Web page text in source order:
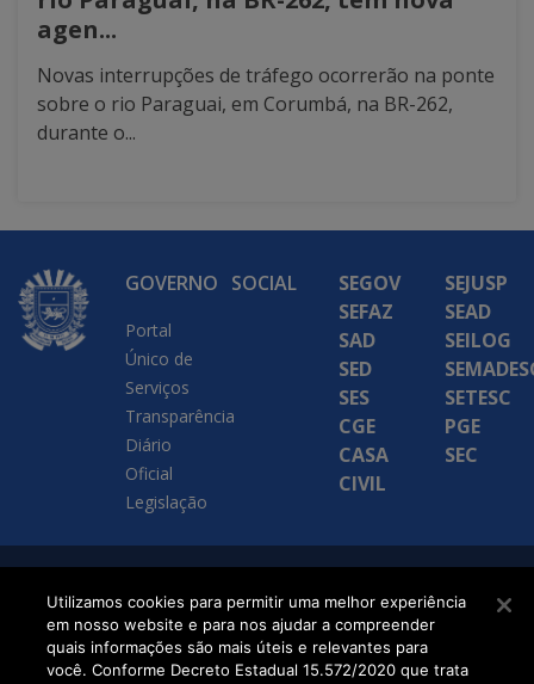
agen...
Novas interrupções de tráfego ocorrerão na ponte
sobre o rio Paraguai, em Corumbá, na BR-262,
durante o...
GOVERNO
Portal
Único de
Serviços
Transparência
Diário
Oficial
Legislação
SOCIAL
SEGOV
SEFAZ
SAD
SED
SES
CGE
CASA
CIVIL
SEJUSP
SEAD
SEILOG
SETESC
PGE
SEC
SETDIG | Secretaria-
Executiva de
Transformação Digital
Utilizamos cookies para permitir uma melhor experiência
em nosso website e para nos ajudar a compreender
quais informações são mais úteis e relevantes para
você. Conforme Decreto Estadual 15.572/2020 que trata